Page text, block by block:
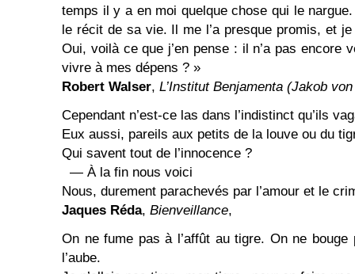
temps il y a en moi quelque chose qui le
le récit de sa vie. Il me l’a presque promis, et
Oui, voilà ce que j’en pense : il n’a pas encore
vivre à mes dépens ? »
Robert Walser, L’Institut Benjamenta (Jakob
Cependant n’est-ce las dans l’indistinct qu’ils
Eux aussi, pareils aux petits de la louve ou du
Qui savent tout de l’innocence ?
— À la fin nous voici
Nous, durement parachevés par l’amour et le
Jaques Réda, Bienveillance,
On ne fume pas à l’affût au tigre. On ne
l’aube.